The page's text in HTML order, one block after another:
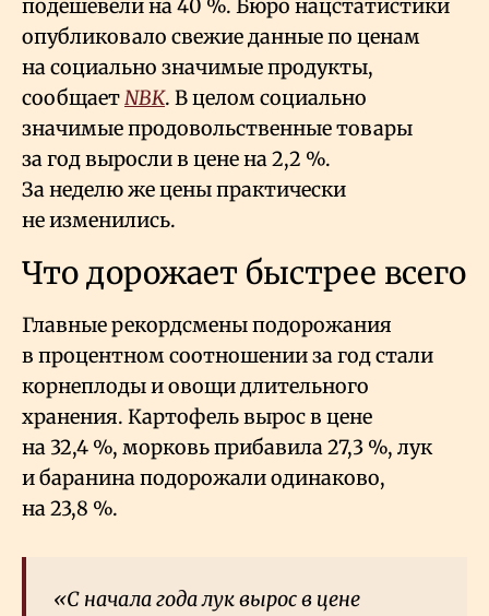
подешевели на 40 %. Бюро нацстатистики
опубликовало свежие данные по ценам
на социально значимые продукты,
сообщаетNBK. В целом социально
значимые продовольственные товары
за год выросли в цене на 2,2 %.
За неделю же цены практически
не изменились.
Что дорожает быстрее всего
Главные рекордсмены подорожания
в процентном соотношении за год стали
корнеплоды и овощи длительного
хранения. Картофель вырос в цене
на 32,4 %, морковь прибавила 27,3 %, лук
и баранина подорожали одинаково,
на 23,8 %.
«С начала года лук вырос в цене